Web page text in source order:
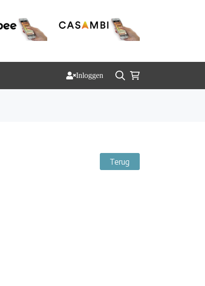
Inloggen Winkelwagen
Terug